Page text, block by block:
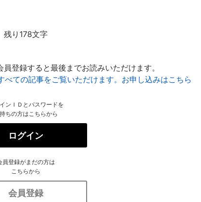
残り178文字
登録すると最後までお読みいただけます。
ての記事をご覧いただけます。お申し込みはこちら
ンＩＤとパスワードを
ちの方はこちらから
ログイン
員登録がまだの方は
こちらから
会員登録